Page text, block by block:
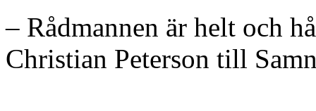
– Rådmannen är helt och
Christian Peterson till